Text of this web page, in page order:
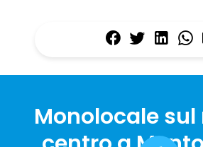
Monolocale